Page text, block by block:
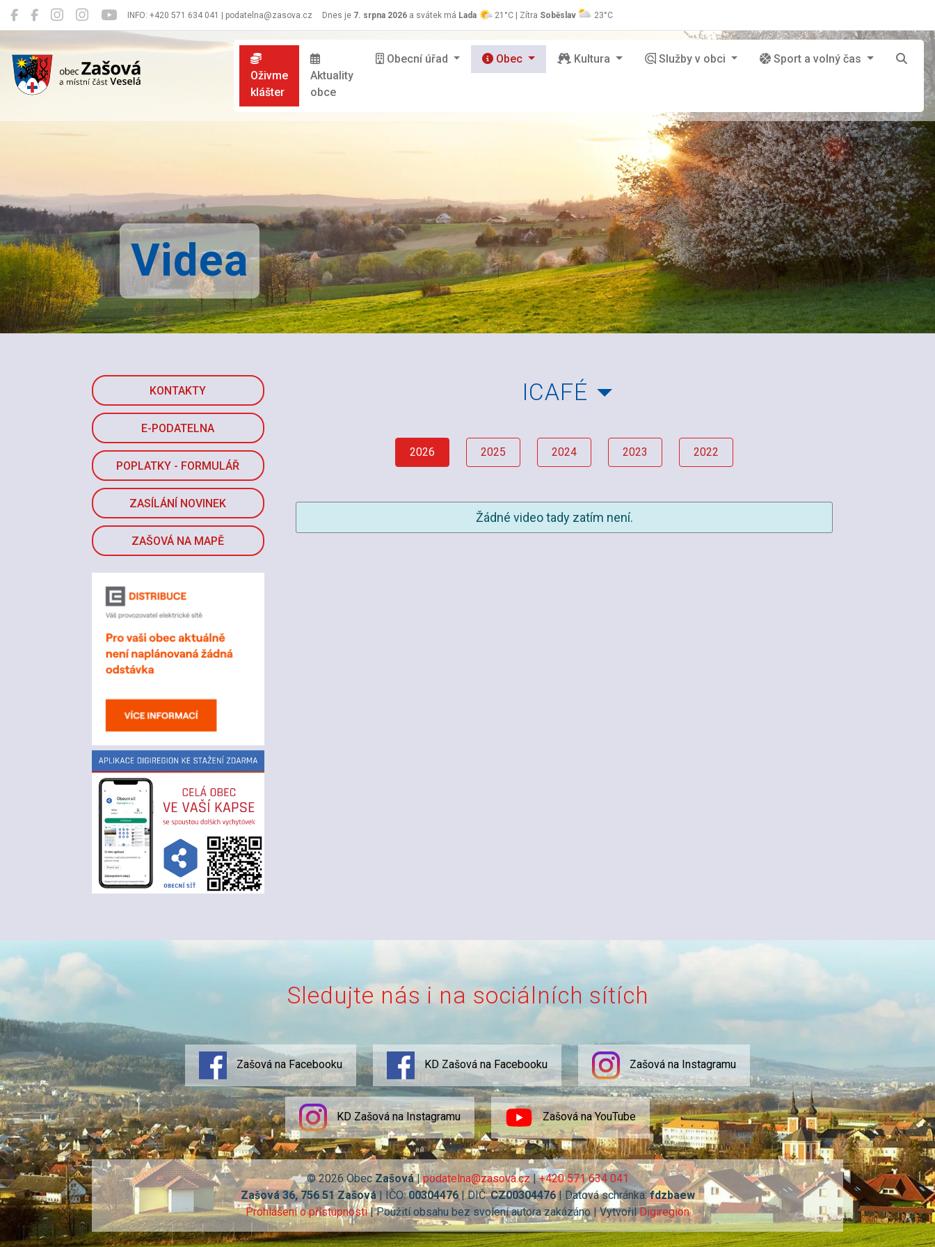
INFO: +420 571 634 041 | podatelna@zasova.cz Dnes je 7. srpna 2026 a svátek má Lada 21°C | Zítra Soběslav 23°C
Zašová
Oživme
klášter
Aktuality
obce
Obecní úřad Obec Kultura Služby v obci Sport a volný čas
Videa
KONTAKTY
E-PODATELNA
POPLATKY - FORMULÁŘ
ZASÍLÁNÍ NOVINEK
ZAŠOVÁ NA MAPĚ
ICAFÉ
2026 2025 2024 2023 2022
Žádné video tady zatím není.
Sledujte nás i na sociálních sítích
Zašová na Facebooku KD Zašová na Facebooku Zašová na Instagramu
KD Zašová na Instagramu Zašová na YouTube
© 2026 ObecZašová|podatelna@zasova.cz|+420 571 634 041
Zašová 36, 756 51 Zašová| IČO:00304476| DIČ:CZ00304476| Datová schránka:fdzbaew
Prohlášení o přístupnosti| Použití obsahu bez svolení autora zakázáno | VytvořilDigiregion